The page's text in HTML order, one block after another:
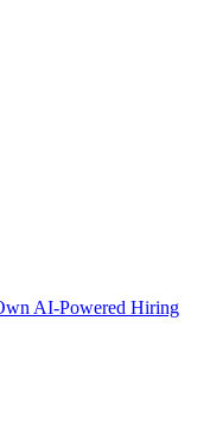
AI-Powered Hiring